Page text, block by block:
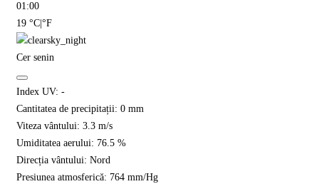
01:00
19 °C °F
Cer senin
Index UV: -
Cantitatea de precipitații: 0 mm
Viteza vântului: 3.3 m/s
Umiditatea aerului: 76.5 %
Direcția vântului: Nord
Presiunea atmosferică: 764 mm/Hg